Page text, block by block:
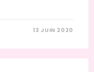
13 JUIN 2020